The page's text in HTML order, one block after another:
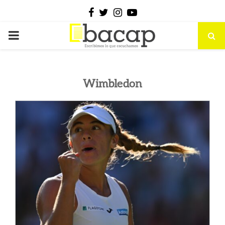
Facebook
Twitter
Instagram
Youtube
PRIMARY
Wimbledon